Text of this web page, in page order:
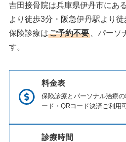
吉田接骨院は兵庫県伊丹市にあ
より徒歩3分・阪急伊丹駅より徒
保険診療はご予約不要、パーソ
す。
保険診療とパーソナル治療
ード・QRコード決済ご利用
料金表
診療時間